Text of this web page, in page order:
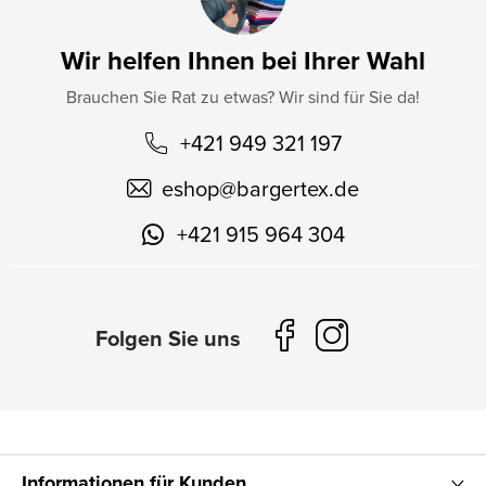
Wir helfen Ihnen bei Ihrer Wahl
Brauchen Sie Rat zu etwas? Wir sind für Sie da!
+421 949 321 197
eshop@bargertex.de
+421 915 964 304